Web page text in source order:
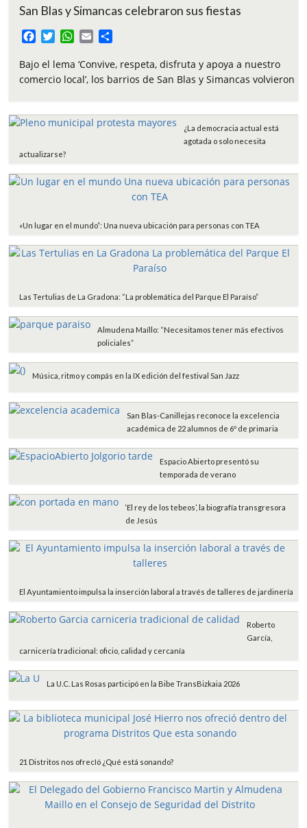
San Blas y Simancas celebraron sus fiestas
c
e
o
i
t
r
W
a
t
p
p
a
i
m
p
t
Bajo el lema ‘Convive, respeta, disfruta y apoya a nuestro
comercio local’, los barrios de San Blas y Simancas volvieron
¿La democracia actual está
agotada o solo necesita
actualizarse?
«Un lugar en el mundo”: Una nueva ubicación para personas con TEA
Las Tertulias de La Gradona: “La problemática del Parque El Paraíso”
Almudena Maíllo: “Necesitamos tener más efectivos
policiales”
Música, ritmo y compás en la IX edición del festival San Jazz
San Blas-Canillejas reconoce la excelencia
académica de 22 alumnos de 6º de primaria
Espacio Abierto presentó su
temporada de verano
‘El rey de los tebeos’, la biografía transgresora
de Jesús
El Ayuntamiento impulsa la inserción laboral a través de talleres de jardinería
Roberto
García,
carnicería tradicional: oficio, calidad y cercanía
La U.C. Las Rosas participó en la Bibe TransBizkaia 2026
21 Distritos nos ofrecIó ¿Qué está sonando?